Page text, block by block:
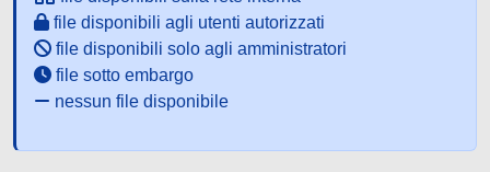
file disponibili agli utenti autorizzati
file disponibili solo agli amministratori
file sotto embargo
nessun file disponibile